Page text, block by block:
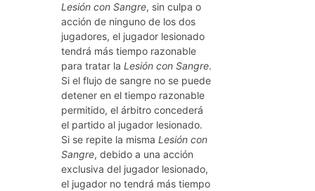
Lesión con Sangre, sin culpa o
acción de ninguno de los dos
jugadores, el jugador lesionado
tendrá más tiempo razonable
para tratar la Lesión con Sangre.
Si el flujo de sangre no se puede
detener en el tiempo razonable
permitido, el árbitro concederá
el partido al jugador lesionado.
Si se repite la misma Lesión con
Sangre, debido a una acción
exclusiva del jugador lesionado,
el jugador no tendrá más tiempo